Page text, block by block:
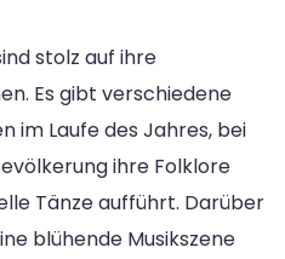
stolz auf ihre
Es gibt verschiedene
im Laufe des Jahres, bei
ihre Folklore
Tänze aufführt. Darüber
blühende Musikszene